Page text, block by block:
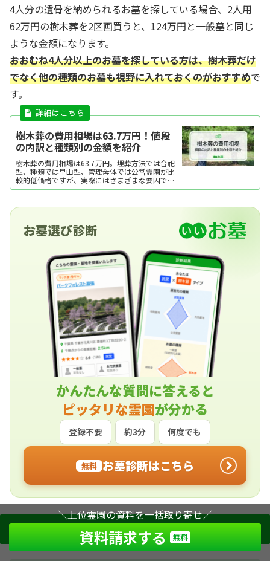
4人分の遺骨を納められるお墓を探している場合、2人用
62万円の樹木葬を2区画買うと、124万円と一般墓と同じ
ような金額になります。
おおむね4人分以上のお墓を探している方は、樹木葬だけ
でなく他の種類のお墓も視野に入れておくのがおすすめで
す。
樹木葬の費用相場は63.7万円！値段
の内訳と種類別の金額を紹介
樹木葬の費用相場は63.7万円。埋葬方法では合祀
型、種類では里山型、管理母体では公営霊園が比
較的低価格ですが、実際にはさまざまな要因で費
用が変動します。ここでは、樹木葬の費用相場と
お墓選び診断
かんたんな質問に答えると
ピッタリな霊園が分かる
登録不要 約3分 何度でも
無料 お墓診断はこちら
樹木葬を選ぶ際にチェックするべきポイント
＼上位霊園の資料を一括取り寄せ／
資料請求する 無料